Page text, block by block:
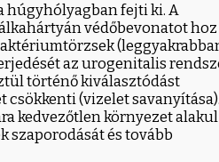
húgyhólyagban fejti ki. A
védőbevonatot hoz
az urogenitalis
történő kiválasztódást
csökkenti (vizelet savanyítása).
kedvezőtlen környezet
szaporodását és tovább